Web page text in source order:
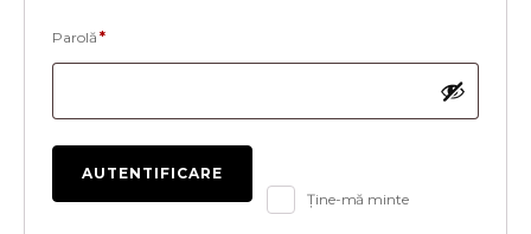
Parolă*Obligatoriu
Ține-mă minte
AUTENTIFICARE